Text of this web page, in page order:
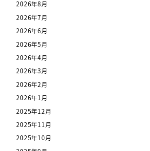
2026年8月
2026年7月
2026年6月
2026年5月
2026年4月
2026年3月
2026年2月
2026年1月
2025年12月
2025年11月
2025年10月